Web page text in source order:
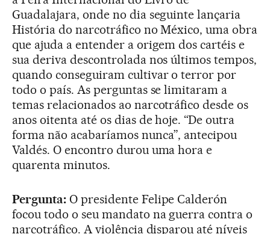
Guadalajara, onde no dia seguinte lançaria
História do narcotráfico no México, uma obra
que ajuda a entender a origem dos cartéis e
sua deriva descontrolada nos últimos tempos,
quando conseguiram cultivar o terror por
todo o país. As perguntas se limitaram a
temas relacionados ao narcotráfico desde os
anos oitenta até os dias de hoje. “De outra
forma não acabaríamos nunca”, antecipou
Valdés. O encontro durou uma hora e
quarenta minutos.
Pergunta:O presidente Felipe Calderón
focou todo o seu mandato na guerra contra o
narcotráfico. A violência disparou até níveis